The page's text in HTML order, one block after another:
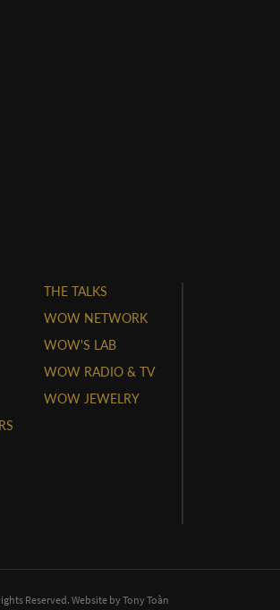
THE TALKS
WOW NETWORK
WOW'S LAB
WOW RADIO & TV
WOW JEWELRY
Reserved. Website byTony Toàn